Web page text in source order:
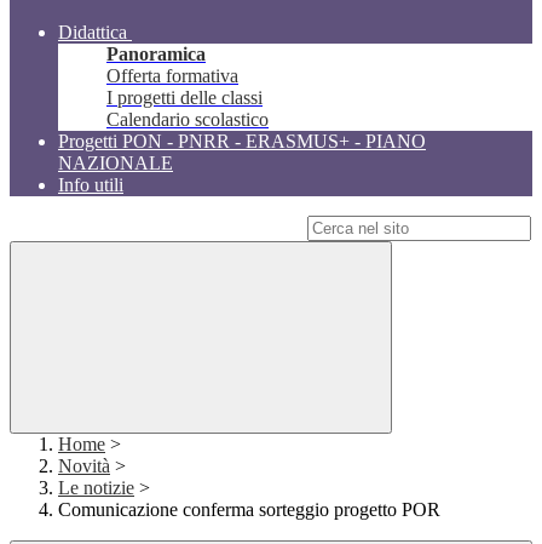
Didattica
Panoramica
Offerta formativa
I progetti delle classi
Calendario scolastico
Progetti PON - PNRR - ERASMUS+ - PIANO
NAZIONALE
Info utili
Home >
Novità >
Le notizie >
Comunicazione conferma sorteggio progetto POR